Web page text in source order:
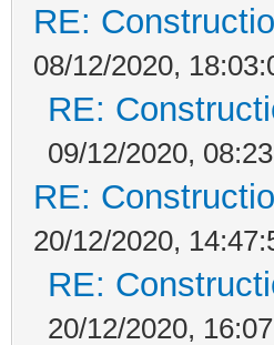
RE:
08/12/2020,
RE:
09/12/2020,
RE:
20/12/2020,
RE:
20/12/2020,